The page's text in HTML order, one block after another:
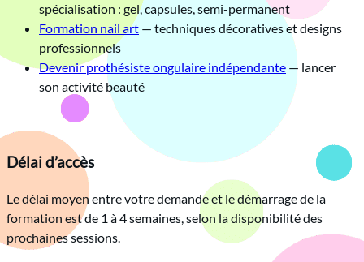
spécialisation : gel, capsules, semi-permanent
Formation nail art — techniques décoratives et designs
professionnels
Devenir prothésiste ongulaire indépendante — lancer
son activité beauté
Délai d’accès
Le délai moyen entre votre demande et le démarrage de la
formation est de 1 à 4 semaines, selon la disponibilité des
prochaines sessions.